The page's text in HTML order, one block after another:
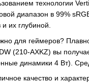
технологии
диапазон в 99%
и их глубиной.
для геймеров?
(210-AXKZ) вы
динамики 4 Вт).
качество и